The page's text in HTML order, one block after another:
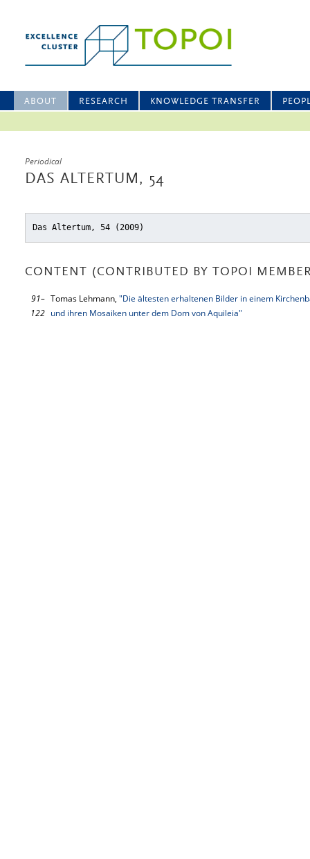
ABOUT RESEARCH KNOWLEDGE TRANSFER
Periodical
DAS ALTERTUM, 54
Das Altertum, 54 (2009)
CONTENT (CONTRIBUTED BY TOPOI
91–
122
Tomas Lehmann, "Die ältesten erhaltenen Bilder in einem
und ihren Mosaiken unter dem Dom von Aquileia"